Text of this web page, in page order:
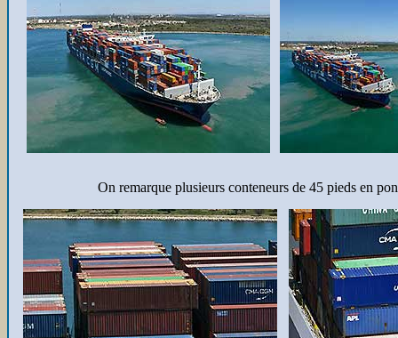
On remarque plusieurs conteneurs de 45 pieds en